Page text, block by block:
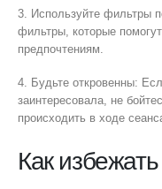
3. Используйте фильтры
фильтры, которые
предпочтениям.
4. Будьте откровенны:
заинтересовала, не
происходить в ходе
Как